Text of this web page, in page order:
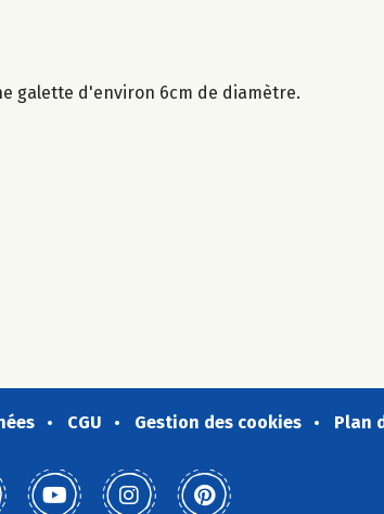
galette d'environ 6cm de diamètre.
CGU Gestion des cookies Plan